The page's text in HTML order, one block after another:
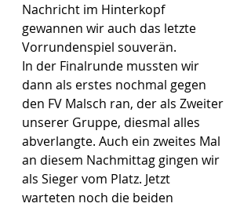
Nachricht im Hinterkopf
gewannen wir auch das letzte
Vorrundenspiel souverän.
In der Finalrunde mussten wir
dann als erstes nochmal gegen
den FV Malsch ran, der als Zweiter
unserer Gruppe, diesmal alles
abverlangte. Auch ein zweites Mal
an diesem Nachmittag gingen wir
als Sieger vom Platz. Jetzt
warteten noch die beiden